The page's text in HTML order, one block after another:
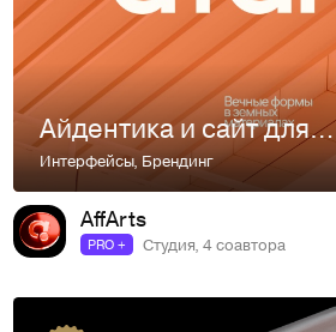
Айдентика и сайт для девелоперов из Португалии
Интерфейсы,Брендинг
AffArts
PRO + Студия, 4 соавтора